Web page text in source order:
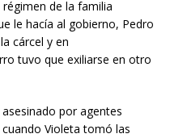
de la familia
le hacía al gobierno, Pedro
cárcel y en
tuvo que exiliarse en otro
por agentes
Violeta tomó las